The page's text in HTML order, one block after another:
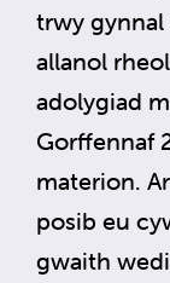
trwy
allanol
adolygiad
Gorffennaf
materion.
posib eu
gwaith